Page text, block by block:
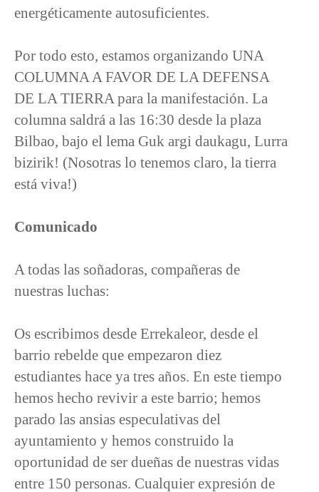
energéticamente autosuficientes.
Por todo esto, estamos organizando UNA
COLUMNA A FAVOR DE LA DEFENSA
DE LA TIERRA para la manifestación. La
columna saldrá a las 16:30 desde la plaza
Bilbao, bajo el lema Guk argi daukagu, Lurra
bizirik! (Nosotras lo tenemos claro, la tierra
está viva!)
Comunicado
A todas las soñadoras, compañeras de
nuestras luchas:
Os escribimos desde Errekaleor, desde el
barrio rebelde que empezaron diez
estudiantes hace ya tres años. En este tiempo
hemos hecho revivir a este barrio; hemos
parado las ansias especulativas del
ayuntamiento y hemos construido la
oportunidad de ser dueñas de nuestras vidas
entre 150 personas. Cualquier expresión de